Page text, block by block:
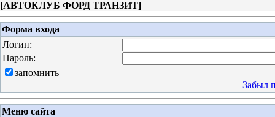
[АВТОКЛУБ ФОРД ТРАНЗИТ]
Форма входа
Логин:
Пароль:
запомнить
Забыл
Меню сайта